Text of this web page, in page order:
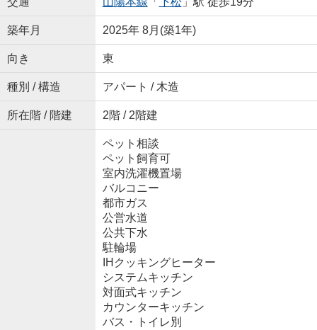
築年月 2025年 8月(築1年)
向き 東
種別 / 構造 アパート / 木造
所在階 / 階建 2階 / 2階建
ペット相談
ペット飼育可
室内洗濯機置場
バルコニー
都市ガス
公営水道
公共下水
駐輪場
IHクッキングヒーター
システムキッチン
対面式キッチン
カウンターキッチン
バス・トイレ別